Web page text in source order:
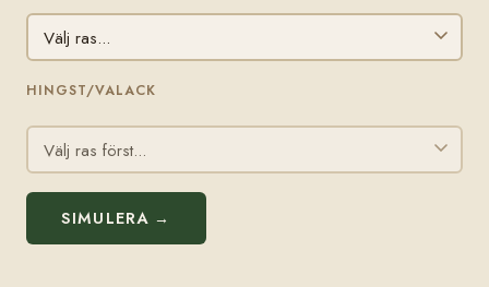
HINGST/VALACK
SIMULERA →